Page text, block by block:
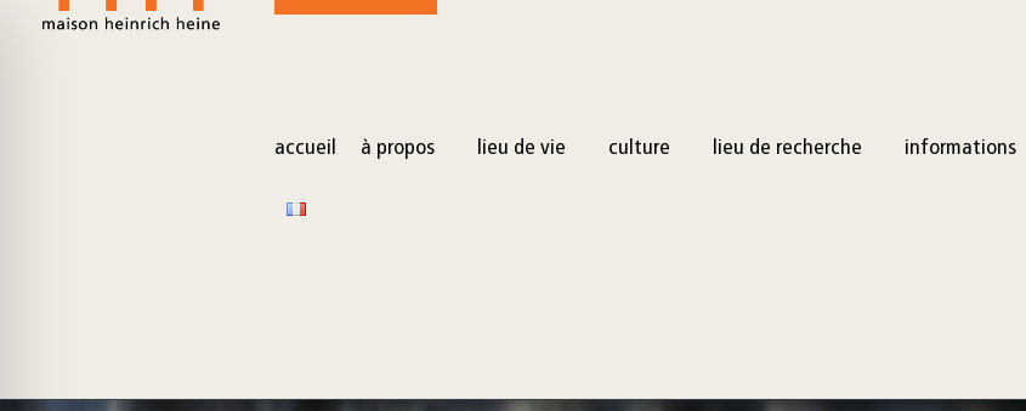
accueil à propos lieu de vie culture lieu de recherche informations